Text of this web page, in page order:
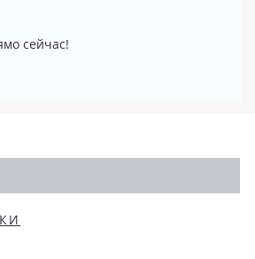
сейчас!